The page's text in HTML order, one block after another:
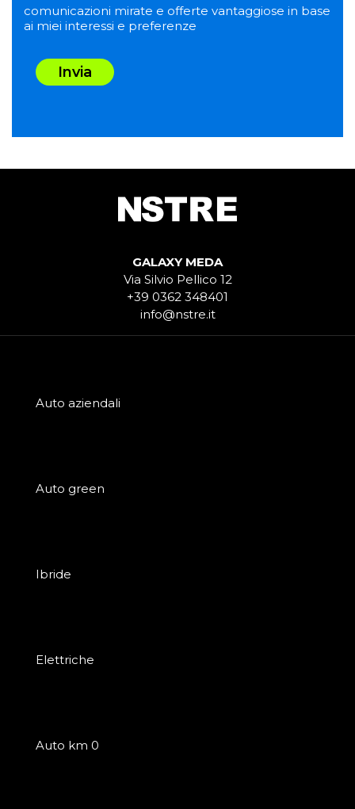
comunicazioni mirate e offerte vantaggiose in base
ai miei interessi e preferenze
Invia
GALAXY MEDA
Via Silvio Pellico 12
+39 0362 348401
info@nstre.it
Auto aziendali
Auto green
Ibride
Elettriche
Auto km 0